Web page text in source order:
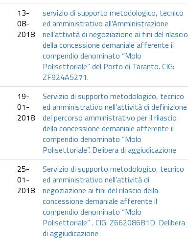
13-
08-
2018
servizio di supporto metodologico, tecnico
ed amministrativo all’Amministrazione
nell’attività di negoziazione ai fini del rilascio
della concessione demaniale afferente il
compendio denominato “Molo
Polisettoriale” del Porto di Taranto. CIG:
ZF924A5271.
19-
01-
2018
Servizio di supporto metodologico, tecnico
ed amministrativo nell’attività di definizione
del percorso amministrativo per il rilascio
della concessione demaniale afferente il
compendio denominato “Molo
Polisettoriale”. Delibera di aggiudicazione
25-
01-
2018
Servizio di supporto metodologico, tecnico
ed amministrativo nell’attività di
negoziazione ai fini del rilascio della
concessione demaniale afferente il
compendio denominato “Molo
Polisettoriale” . CIG: Z662086B1D. Delibera
di aggiudicazione